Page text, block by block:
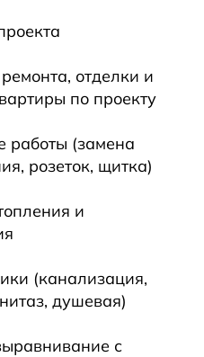
отделки и
по проекту
работы (замена
розеток, щитка)
и
(канализация,
душевая)
с